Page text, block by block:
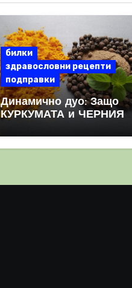
билки
здравословни рецепти
подправки
Динамично дуо: Защо
КУРКУМАТА и ЧЕРНИЯ
комбинация